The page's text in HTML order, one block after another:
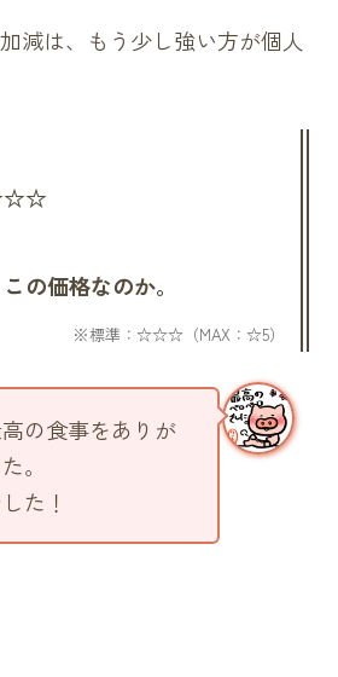
減は、もう少し強い方が個人
の価格なのか。
の食事をありが
。
た！